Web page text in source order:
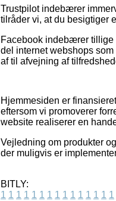
Trustpilot indebærer
tilråder vi, at du besigtiger
Facebook indebærer tillige
del internet webshops
af til afvejning af
Hjemmesiden er
eftersom vi promoverer
website realiserer en
Vejledning om produkter
der muligvis er
BITLY:
1 1 1 1 1 1 1 1 1 1 1 1 1 1 1